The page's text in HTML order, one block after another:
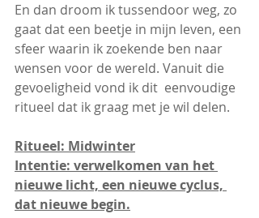
En dan droom ik tussendoor weg, zo
gaat dat een beetje in mijn leven, een
sfeer waarin ik zoekende ben naar
wensen voor de wereld. Vanuit die
gevoeligheid vond ik dit  eenvoudige
ritueel dat ik graag met je wil delen.
Ritueel: Midwinter
Intentie: verwelkomen van het
nieuwe licht, een nieuwe cyclus,
dat nieuwe begin.